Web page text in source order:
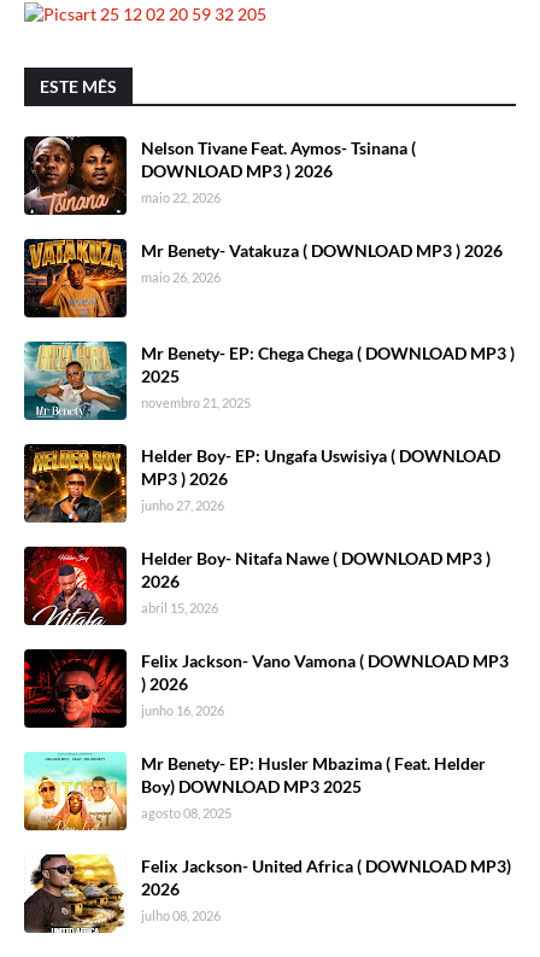
ESTE MÊS
Nelson Tivane Feat. Aymos- Tsinana (
DOWNLOAD MP3 ) 2026
maio 22, 2026
Mr Benety- Vatakuza ( DOWNLOAD MP3 ) 2026
maio 26, 2026
Mr Benety- EP: Chega Chega ( DOWNLOAD MP3 )
2025
novembro 21, 2025
Helder Boy- EP: Ungafa Uswisiya ( DOWNLOAD
MP3 ) 2026
junho 27, 2026
Helder Boy- Nitafa Nawe ( DOWNLOAD MP3 )
2026
abril 15, 2026
Felix Jackson- Vano Vamona ( DOWNLOAD MP3
) 2026
junho 16, 2026
Mr Benety- EP: Husler Mbazima ( Feat. Helder
Boy) DOWNLOAD MP3 2025
agosto 08, 2025
Felix Jackson- United Africa ( DOWNLOAD MP3)
2026
julho 08, 2026